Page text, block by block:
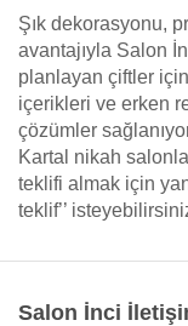
Şık dekorasyonu,
avantajıyla Salon
planlayan çiftler
içerikleri ve erken
çözümler
Kartal nikah
teklifi almak için
teklif’’
Salon İnci